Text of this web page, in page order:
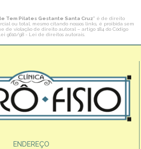
Tem Pilates Gestante Santa Cruz" é de direito
ou total, mesmo citando nossos links, é proibida sem
de violação de direito autoral – artigo 184 do Código
9610/98 - Lei de direitos autorais
ENDEREÇO